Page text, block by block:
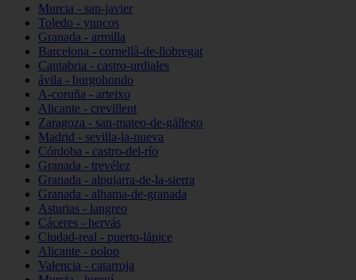
Murcia - san-javier
Toledo - yuncos
Granada - armilla
Barcelona - cornellà-de-llobregat
Cantabria - castro-urdiales
ávila - burgohondo
A-coruña - arteixo
Alicante - crevillent
Zaragoza - san-mateo-de-gállego
Madrid - sevilla-la-nueva
Córdoba - castro-del-río
Granada - trevélez
Granada - alpujarra-de-la-sierra
Granada - alhama-de-granada
Asturias - langreo
Cáceres - hervás
Ciudad-real - puerto-lápice
Alicante - polop
Valencia - catarroja